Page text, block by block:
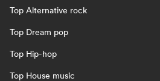
Top Alternative rock
Top Dream pop
Top Hip-hop
Top House music